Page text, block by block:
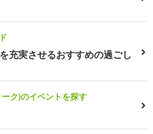
充実させるおすすめの過ごし
ク)のイベントを探す